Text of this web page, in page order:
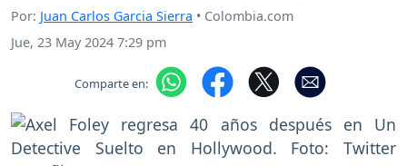
Por: Juan Carlos Garcia Sierra • Colombia.com
Jue, 23 May 2024 7:29 pm
Comparte en: